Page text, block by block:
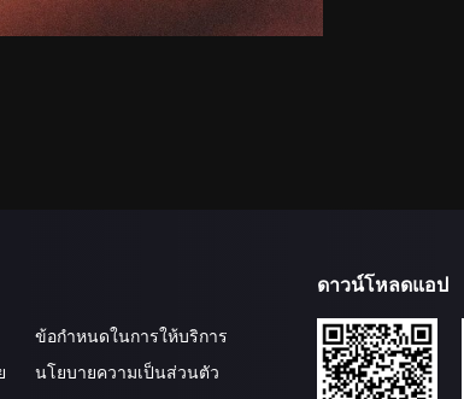
ข้อกำหนดในการให้บริการ
นโยบายความเป็นส่วนตัว
ดาวน์โหลดแอป